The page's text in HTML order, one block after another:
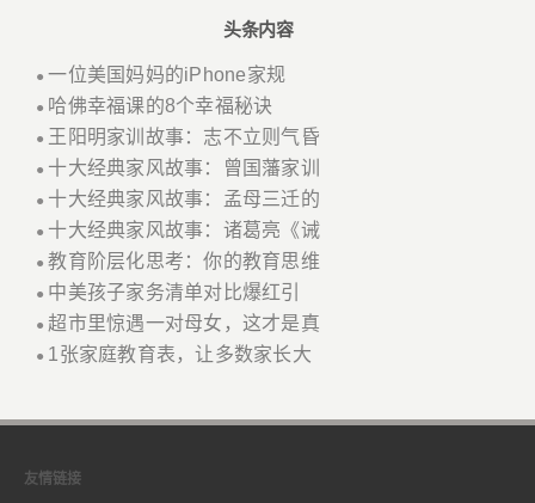
头条内容
●一位美国妈妈的iPhone家规
● 哈佛幸福课的8个幸福秘诀
● 王阳明家训故事：志不立则气昏
● 十大经典家风故事：曾国藩家训
● 十大经典家风故事：孟母三迁的
● 十大经典家风故事：诸葛亮《诫
●教育阶层化思考：你的教育思维
● 中美孩子家务清单对比爆红引
● 超市里惊遇一对母女，这才是真
● 1张家庭教育表，让多数家长大
友情链接